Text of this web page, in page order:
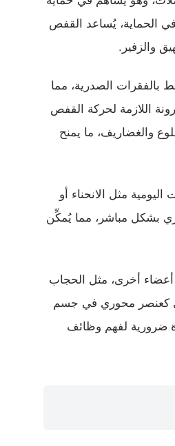
في الحماية، يُساعد القفص
والزفير.
بالفقرات الصدرية، مما
اللازمة لحركة القفص
والغضاريف، ما يمنح
مثل الانحناء أو
بشكل مباشر، مما يُمكِّن
أخرى، مثل الحجاب
كعنصر محوري في جسم
ضرورية لفهم وظائف